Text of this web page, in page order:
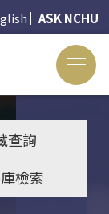
ASK NCHU
查詢
檢索